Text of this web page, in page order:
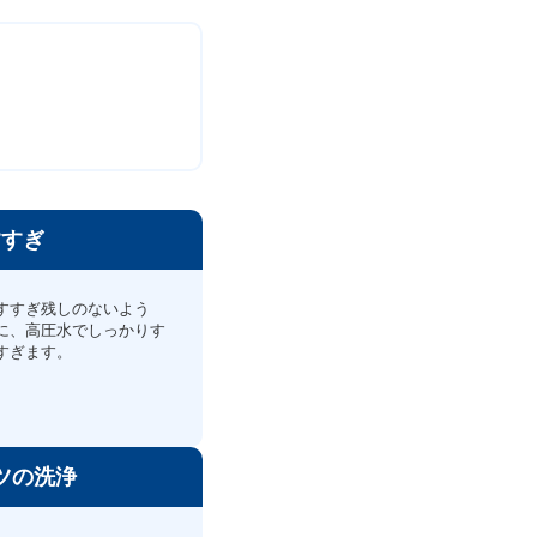
ぎ
すぎ残しのないよう
、高圧水でしっかりす
ぎます。
の洗浄